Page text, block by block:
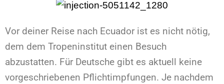
Vor deiner Reise nach Ecuador ist es nicht nötig,
dem dem Tropeninstitut einen Besuch
abzustatten. Für Deutsche gibt es aktuell keine
vorgeschriebenen Pflichtimpfungen. Je nachdem